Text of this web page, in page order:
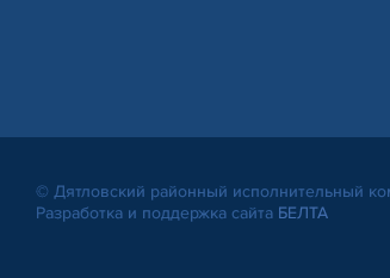
© Дятловский районный исполнительный
Разработка и поддержка сайта БЕЛТА